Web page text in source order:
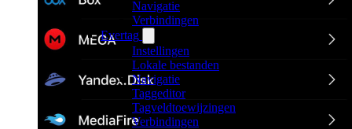
Navigatie
Verbindingen
Evertag
Instellingen
Lokale bestanden
Navigatie
Taggeditor
Tagveldtoewijzingen
Verbindingen